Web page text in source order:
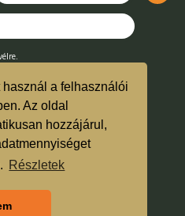
a felhasználói
Az oldal
hozzájárul,
Részletek
Közösség.
és ÁSZF
TMR